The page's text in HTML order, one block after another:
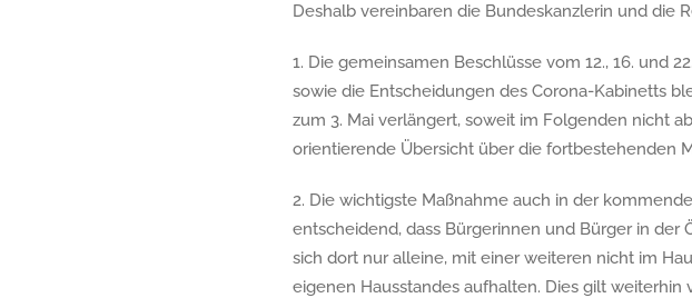
Deshalb vereinbaren die Bundeskanzlerin und die
1. Die gemeinsamen Beschlüsse vom 12., 16. und
sowie die Entscheidungen des Corona-Kabinetts
zum 3. Mai verlängert, soweit im Folgenden nicht
orientierende Übersicht über die fortbestehenden
2. Die wichtigste Maßnahme auch in der
entscheidend, dass Bürgerinnen und Bürger in
sich dort nur alleine, mit einer weiteren nicht im
eigenen Hausstandes aufhalten. Dies gilt